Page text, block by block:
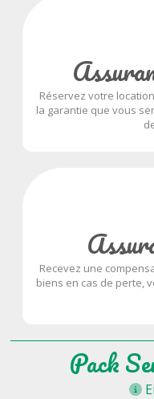
Réservez votre
la garantie que vous
Recevez une
biens en cas de perte,
Pack